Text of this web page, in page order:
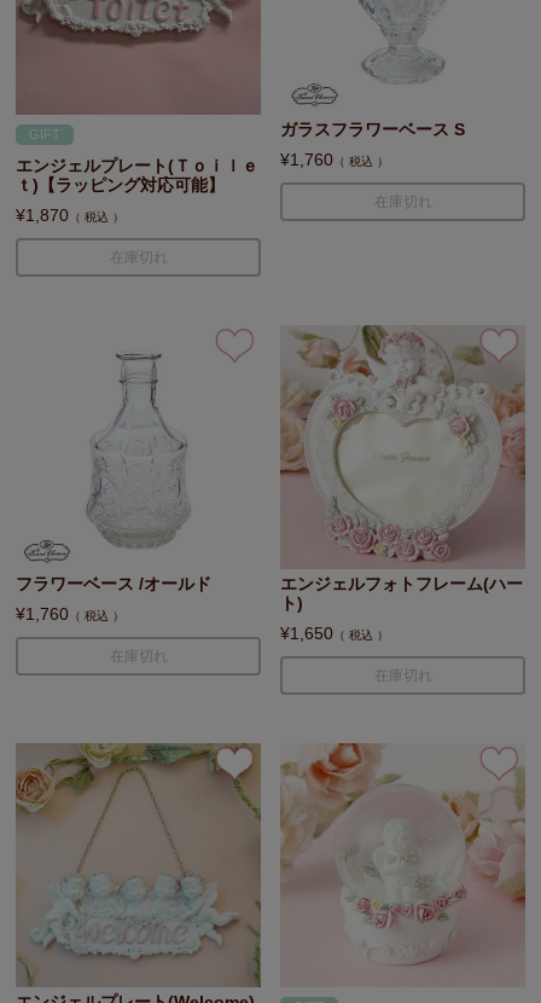
GIFT
エンジェルプレート(Ｔｏｉｌｅ
ｔ)【ラッピング対応可能】
¥1,870 税込
在庫切れ
ガラスフラワーベース S
¥1,760 税込
在庫切れ
フラワーベース /オールド
¥1,760 税込
在庫切れ
エンジェルフォトフレーム(ハー
ト)
¥1,650 税込
在庫切れ